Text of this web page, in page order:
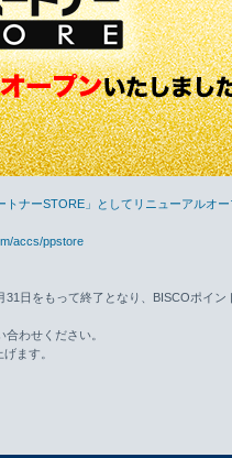
ナーSTORE」としてリニューアルオー
accs/ppstore
日をもって終了となり、BISCOポイ
合わせください。
ます。